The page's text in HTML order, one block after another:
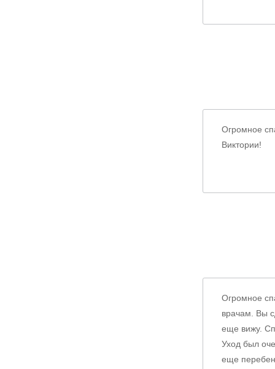
Огромное
Виктории!
Огромное
врачам. Вы
еще вижу.
Уход был
еще